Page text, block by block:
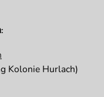
Kolonie Hurlach)